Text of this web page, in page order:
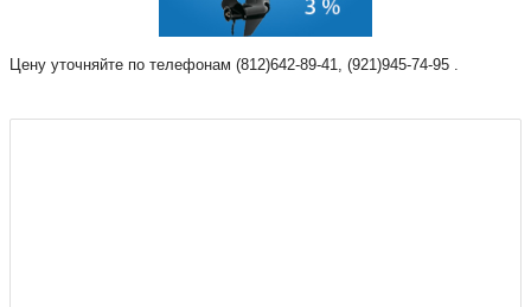
Цену уточняйте по телефонам (812)642-89-41, (921)945-74-95 .